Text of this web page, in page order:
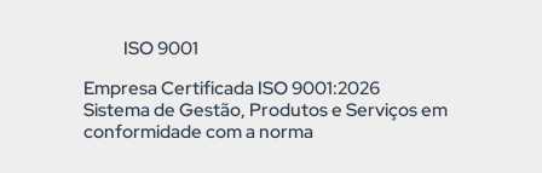
ISO 9001
Empresa Certificada ISO 9001:2026
Sistema de Gestão, Produtos e Serviços em
conformidade com a norma